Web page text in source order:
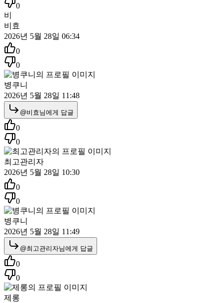
0
비
비효
2026년 5월 28일 06:34
0
0
병쿠니
2026년 5월 28일 11:48
@비효님에게 답글
0
0
최고관리자
2026년 5월 28일 10:30
0
0
병쿠니
2026년 5월 28일 11:49
@최고관리자님에게 답글
0
0
제롱